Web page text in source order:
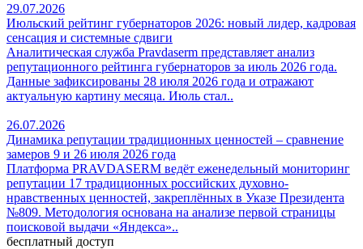
29.07.2026
Июльский рейтинг губернаторов 2026: новый лидер, кадровая
сенсация и системные сдвиги
Аналитическая служба Pravdaserm представляет анализ
репутационного рейтинга губернаторов за июль 2026 года.
Данные зафиксированы 28 июля 2026 года и отражают
актуальную картину месяца. Июль стал..
26.07.2026
Динамика репутации традиционных ценностей – сравнение
замеров 9 и 26 июля 2026 года
Платформа PRAVDASERM ведёт еженедельный мониторинг
репутации 17 традиционных российских духовно-
нравственных ценностей, закреплённых в Указе Президента
№809. Методология основана на анализе первой страницы
поисковой выдачи «Яндекса»..
бесплатный доступ